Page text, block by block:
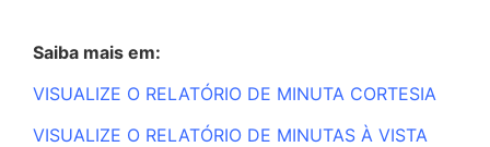
Saiba mais em:
VISUALIZE O RELATÓRIO DE MINUTA CORTESIA
VISUALIZE O RELATÓRIO DE MINUTAS À VISTA